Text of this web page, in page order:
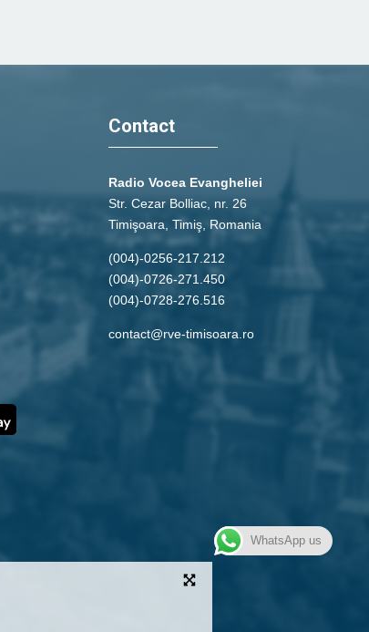
Contact
Radio Vocea Evangheliei
Str. Cezar Bolliac, nr. 26
Timişoara, Timiş, Romania
(004)-0256-217.212
(004)-0726-271.450
(004)-0728-276.516
contact@rve-timisoara.ro
WhatsApp us